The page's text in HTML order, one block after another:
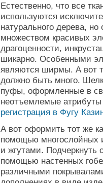
Естественно, что все
используются
натурального дерева,
множеством красивых
драгоценности,
шикарно. Особенными
являются ширмы. А вот
должно быть много.
пуфы, оформленные в
неотъемлемые атрибуты
регистрация в Фугу
А вот оформить тот же
помощью многослойных
и жгутами. Подчеркнуть
помощью настенных
различными